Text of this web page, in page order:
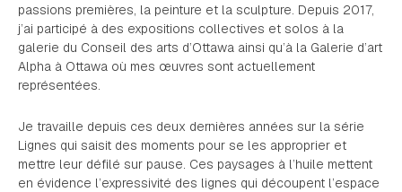
passions premières, la peinture et la sculpture. Depuis 2017,
j’ai participé à des expositions collectives et solos à la
galerie du Conseil des arts d’Ottawa ainsi qu’à la Galerie d’art
Alpha à Ottawa où mes œuvres sont actuellement
représentées.
Je travaille depuis ces deux dernières années sur la série
Lignes qui saisit des moments pour se les approprier et
mettre leur défilé sur pause. Ces paysages à l’huile mettent
en évidence l’expressivité des lignes qui découpent l’espace